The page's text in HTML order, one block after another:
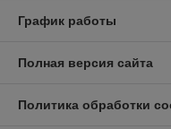
График работы
Полная версия сайта
Политика обработки